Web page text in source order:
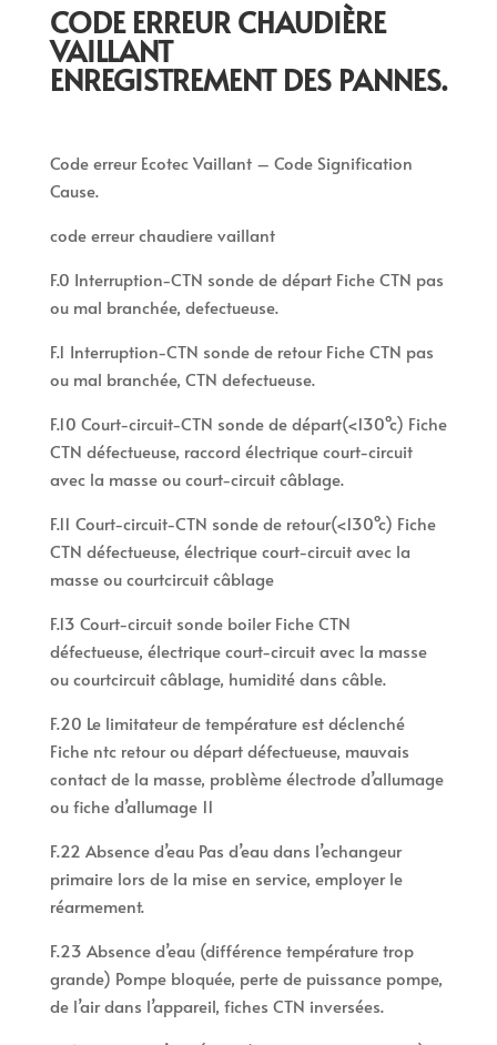
CODE ERREUR CHAUDIÈRE
VAILLANT
ENREGISTREMENT DES PANNES.
Code erreur Ecotec Vaillant – Code Signification
Cause.
code erreur chaudiere vaillant
F.0 Interruption-CTN sonde de départ Fiche CTN pas
ou mal branchée, defectueuse.
F.1 Interruption-CTN sonde de retour Fiche CTN pas
ou mal branchée, CTN defectueuse.
F.10 Court-circuit-CTN sonde de départ(<130°c) Fiche
CTN défectueuse, raccord électrique court-circuit
avec la masse ou court-circuit câblage.
F.11 Court-circuit-CTN sonde de retour(<130°c) Fiche
CTN défectueuse, électrique court-circuit avec la
masse ou courtcircuit câblage
F.13 Court-circuit sonde boiler Fiche CTN
défectueuse, électrique court-circuit avec la masse
ou courtcircuit câblage, humidité dans câble.
F.20 Le limitateur de température est déclenché
Fiche ntc retour ou départ défectueuse, mauvais
contact de la masse, problème électrode d’allumage
ou fiche d’allumage 11
F.22 Absence d’eau Pas d’eau dans l’echangeur
primaire lors de la mise en service, employer le
réarmement.
F.23 Absence d’eau (différence température trop
grande) Pompe bloquée, perte de puissance pompe,
de l’air dans l’appareil, fiches CTN inversées.